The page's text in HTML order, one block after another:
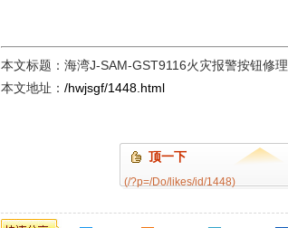
本文标题：海湾J-SAM-GST9116火灾报警按钮修理
本文地址： /hwjsgf/1448.html
顶一下
(/?p=/Do/likes/id/1448)